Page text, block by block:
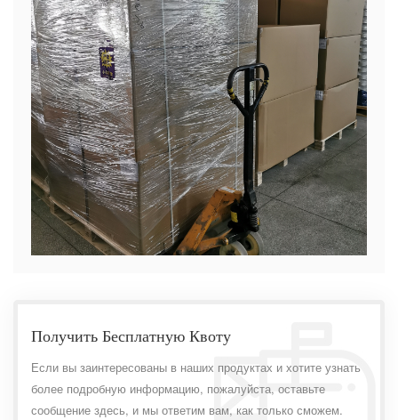
Получить Бесплатную Квоту
Если вы заинтересованы в наших продуктах и ​​хотите узнать
более подробную информацию, пожалуйста, оставьте
сообщение здесь, и мы ответим вам, как только сможем.